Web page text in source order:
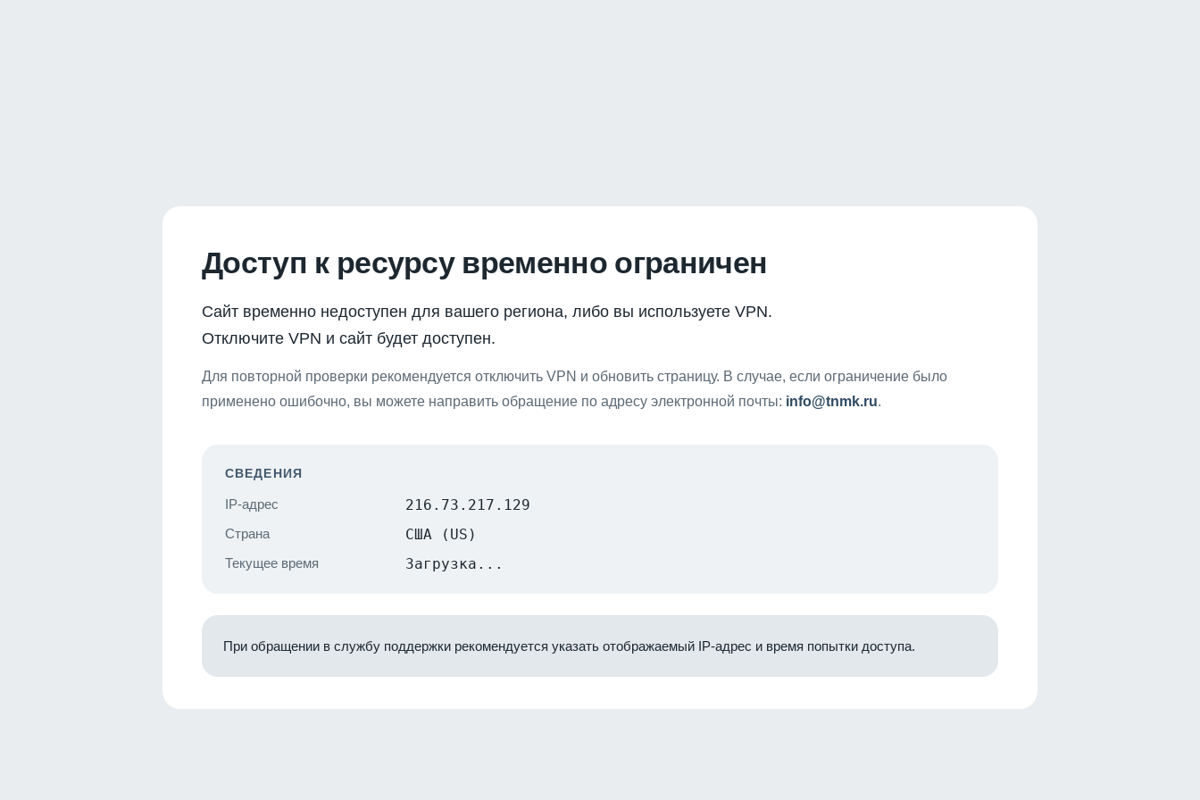
Доступ к ресурсу временно ограничен
Сайт временно недоступен для вашего региона, либо вы используете VPN.
Отключите VPN и сайт будет доступен.
Для повторной проверки рекомендуется отключить VPN и обновить страницу. В случае, если ограничение было
применено ошибочно, вы можете направить обращение по адресу электронной почты: info@tnmk.ru.
СВЕДЕНИЯ
IP-адрес 216.73.217.129
Страна США (US)
Текущее время Загрузка...
При обращении в службу поддержки рекомендуется указать отображаемый IP-адрес и время попытки доступа.